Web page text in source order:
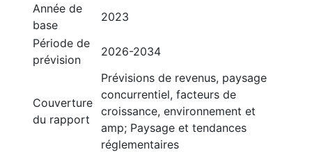
Année de
base
2023
Période de
prévision
2026-2034
Couverture
du rapport
Prévisions de revenus, paysage
concurrentiel, facteurs de
croissance, environnement et
amp; Paysage et tendances
réglementaires